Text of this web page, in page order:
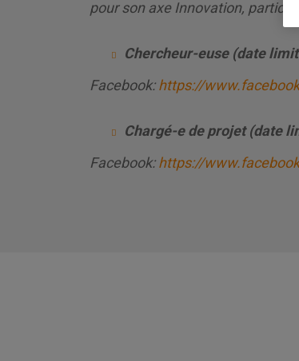
pour sonaxe Innovation,
Chercheur-euse (date
Facebook:https://
Chargé-e de projet (date
Facebook:https://